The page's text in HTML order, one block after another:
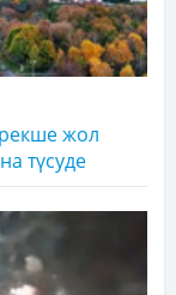
жол
түсуде